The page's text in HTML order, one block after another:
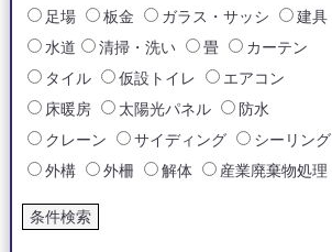
足場
板金 ガラス・サッシ
建具
水道
清掃・洗い 畳
カーテン
タイル
仮設トイレ
エアコン
床暖房
太陽光パネル
防水
クレーン
サイディング
シーリング
外構
外柵 解体 産業廃棄物処理